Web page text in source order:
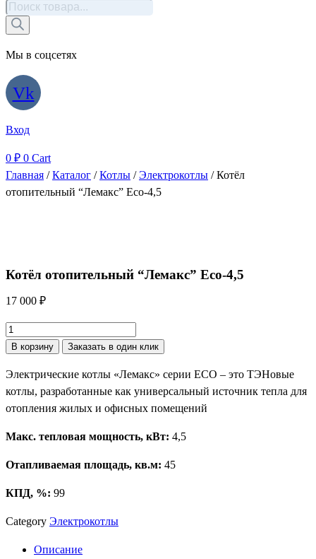
Поиск
товаров
Мы в соцсетях
Vk
Вход
0 ₽ 0 Cart
Главная /Каталог /Котлы /Электрокотлы / Котёл
отопительный “Лемакс” Eco-4,5
Котёл отопительный “Лемакс” Eco-4,5
17 000 ₽
Количество
товара
отопительный
"Лемакс"
Eco-
4,5
В корзину Заказать в один клик
Электрические котлы «Лемакс» серии ЕСО – это ТЭНовые
котлы, разработанные как универсальный источник тепла для
отопления жилых и офисных помещений
Макс. тепловая мощность, кВт: 4,5
Отапливаемая площадь, кв.м: 45
КПД, %: 99
Category Электрокотлы
Описание